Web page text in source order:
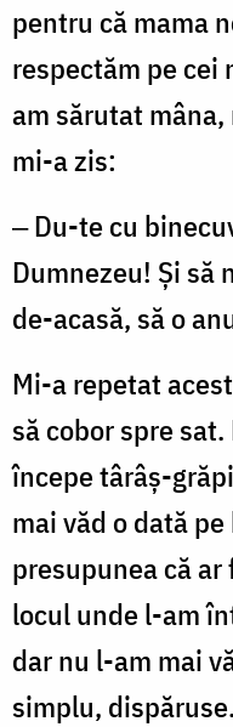
pentru că mama
respectăm pe cei
am sărutat
mi-a zis:
‒ Du-te cu
Dumnezeu! Și să
de-acasă, să o
Mi-a repetat
să cobor spre
începe târâș-
mai văd o dată
presupunea că
locul unde l-am
dar nu l-am mai
simplu,